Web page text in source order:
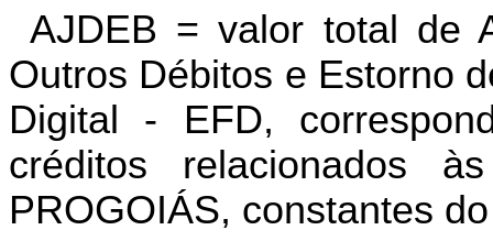
AJDEB = valor total de
Outros Débitos e Estorno
Digital - EFD,
créditos relacionados
PROGOIÁS, constantes